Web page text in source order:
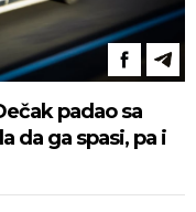
padao sa
da ga spasi, pa i